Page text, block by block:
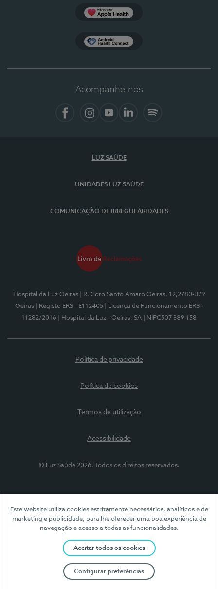
Este website utiliza cookies estritamente necessários, analíticos e de
marketing e publicidade, para lhe oferecer uma boa experiência de
navegação e acesso a todas as funcionalidades.
Aceitar todos os cookies
Configurar preferências
Acompanhe-nos
LUZ SAÚDE
UNIDADES LUZ SAÚDE
COMUNICAÇÃO DE IRREGULARIDADES
Hospital da Luz Oeiras
| R. Coro Santo Amaro Oeiras, 12,2780-379
Oeiras
| Registo ERS - E112405
| Licença de Funcionamento ERS -
11282/2016
| Hospital da Luz - Oeiras, SA | NIPC507 389 158
Política de privacidade
Política de cookies
Termos de utilização
Acessibilidade
© Luz Saúde 2026. Todos os direitos reservados.